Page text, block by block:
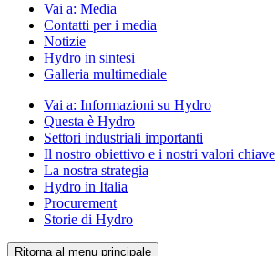
Vai a: Media
Contatti per i media
Notizie
Hydro in sintesi
Galleria multimediale
Vai a: Informazioni su Hydro
Questa è Hydro
Settori industriali importanti
Il nostro obiettivo e i nostri valori chiave
La nostra strategia
Hydro in Italia
Procurement
Storie di Hydro
Ritorna al menu principale